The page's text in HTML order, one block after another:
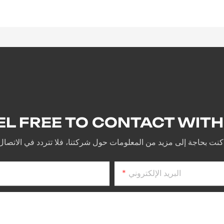
FREE TO CONTACT
البريد الإلكتروني